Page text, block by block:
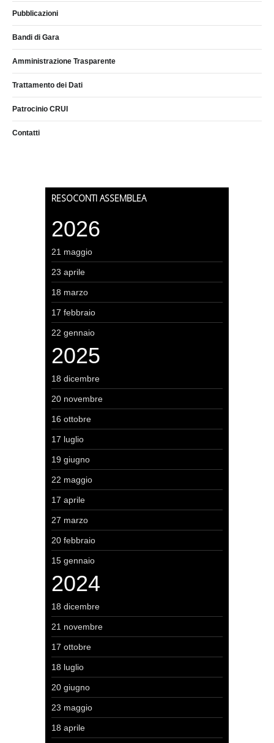
Pubblicazioni
Bandi di Gara
Amministrazione Trasparente
Trattamento dei Dati
Patrocinio CRUI
Contatti
RESOCONTI ASSEMBLEA
2026
21 maggio
23 aprile
18 marzo
17 febbraio
22 gennaio
2025
18 dicembre
20 novembre
16 ottobre
17 luglio
19 giugno
22 maggio
17 aprile
27 marzo
20 febbraio
15 gennaio
2024
18 dicembre
21 novembre
17 ottobre
18 luglio
20 giugno
23 maggio
18 aprile